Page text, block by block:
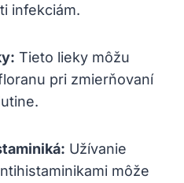
infekciám.
Tieto lieky môžu
pri zmierňovaní
Užívanie
môže